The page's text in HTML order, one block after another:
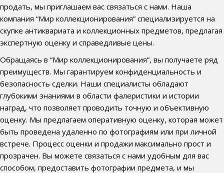
продать, мы приглашаем вас связаться с нами. Наша
компания “Мир коллекционирования” специализируется на
скупке антиквариата и коллекционных предметов, предлагая
экспертную оценку и справедливые цены.
Обращаясь в “Мир коллекционирования”, вы получаете ряд
преимуществ. Мы гарантируем конфиденциальность и
безопасность сделки. Наши специалисты обладают
глубокими знаниями в области фалеристики и истории
наград, что позволяет проводить точную и объективную
оценку. Мы предлагаем оперативную оценку, которая может
быть проведена удаленно по фотографиям или при личной
встрече. Процесс оценки и продажи максимально прост и
прозрачен. Вы можете связаться с нами удобным для вас
способом, предоставить фотографии предмета, и мы